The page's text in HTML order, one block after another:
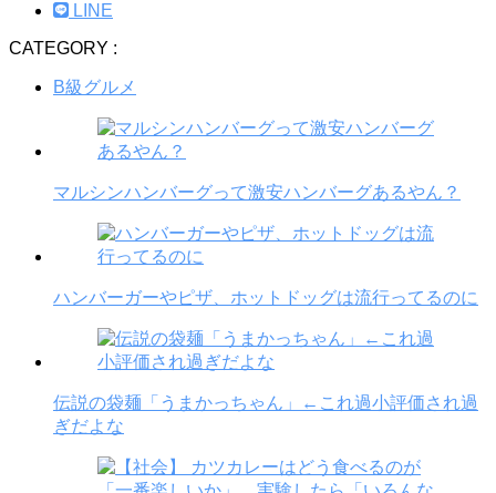
LINE
CATEGORY :
B級グルメ
マルシンハンバーグって激安ハンバーグあるやん？
ハンバーガーやピザ、ホットドッグは流行ってるのに
伝説の袋麺「うまかっちゃん」←これ過小評価され過
ぎだよな